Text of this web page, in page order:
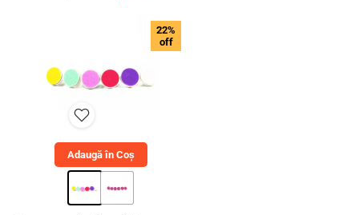
230,00 lei.
este:
179,00 lei.
22%
off
Adaugă în Coș